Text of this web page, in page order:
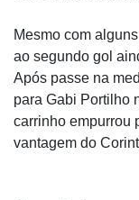
Mesmo com
ao segundo gol
Após passe na
para Gabi Portilho
carrinho empurrou
vantagem do